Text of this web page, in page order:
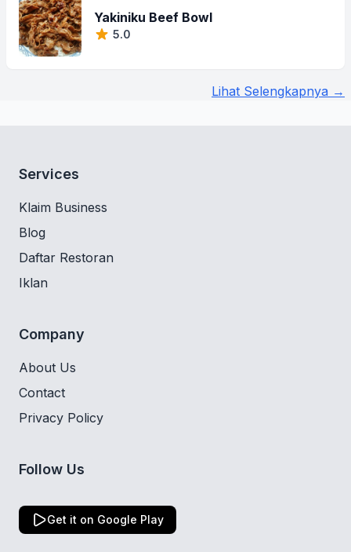
Yakiniku Beef Bowl
5.0
Lihat Selengkapnya →
Services
Klaim Business
Blog
Daftar Restoran
Iklan
Company
About Us
Contact
Privacy Policy
Follow Us
Get it on Google Play